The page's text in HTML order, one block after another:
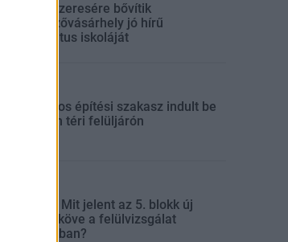
Másfélszeresére bővítik
Hódmezővásárhely jó hírű
református iskoláját
Látványos építési szakasz indult be
a Flórián téri felüljárón
Paks II.: Mit jelent az 5. blokk új
mérföldköve a felülvizsgálat
árnyékában?